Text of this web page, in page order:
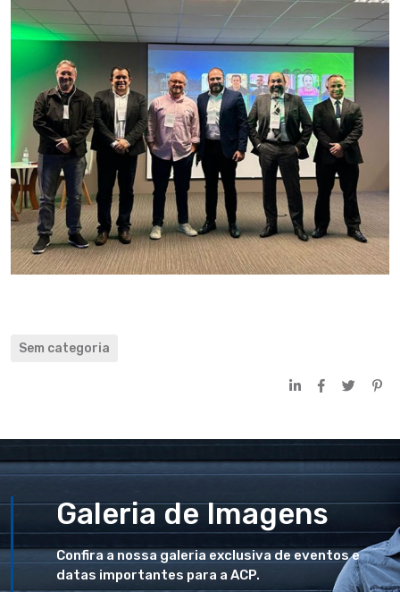
Sem categoria
Galeria de Imagens
Confira a nossa galeria exclusiva de eventos e
datas importantes para a ACP.